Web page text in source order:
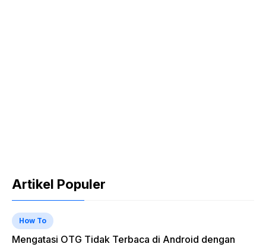
Artikel Populer
How To
Mengatasi OTG Tidak Terbaca di Android dengan